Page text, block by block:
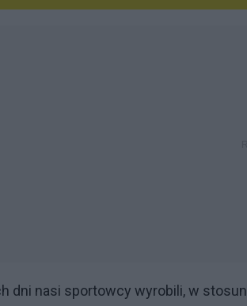
dni nasi sportowcy wyrobili, w